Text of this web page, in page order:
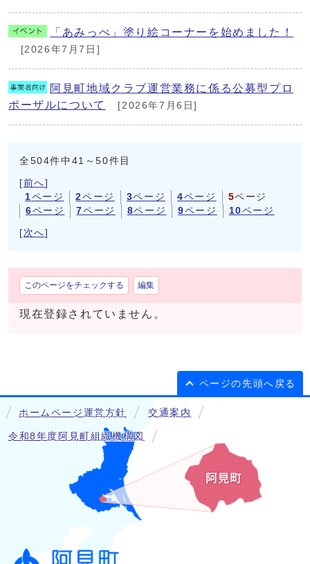
「あみっぺ」塗り絵コーナーを始めました！
[2026年7月7日]
阿見町地域クラブ運営業務に係る公募型プロ
ポーザルについて
[2026年7月6日]
全504件中41～50件目
[前へ]
1ページ 2ページ 3ページ 4ページ 5ページ
6ページ 7ページ 8ページ 9ページ 10ページ
[ 次へ]
このページをチェックする 編集
現在登録されていません。
ページの先頭へ戻る
ホームページ運営方針 交通案内
令和8年度阿見町組織機構図